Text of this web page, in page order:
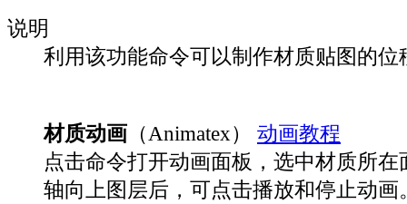
说明
利用该功能命令可以制作材质贴图的位
材质动画 （Animatex）
动画教程
点击命令打开动画面板，选中材质所在
轴向上图层后，可点击播放和停止动画